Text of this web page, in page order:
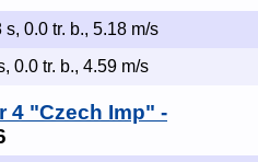
s, 0.0 tr. b., 5.18 m/s
0.0 tr. b., 4.59 m/s
4 "Czech Imp" -